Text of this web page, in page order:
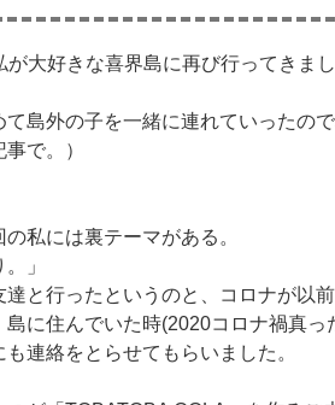
が大好きな喜界島に再び行ってきまし
て島外の子を一緒に連れていったの
で。）
の私には裏テーマがある。
」
達と行ったというのと、コロナが以
島に住んでいた時(2020コロナ禍真っ
も連絡をとらせてもらいました。